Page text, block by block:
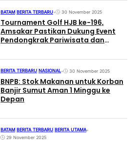
BATAM BERITA TERBARU• 30 November 2025
Tournament Golf HJB ke-196,
Amsakar Pastikan Dukung Event
Pendongkrak Pariwisata dan
BERITA TERBARU NASIONAL• 30 November 2025
BNPB: Stok Makanan untuk Korban
Banjir Sumut Aman 1 Minggu ke
Depan
BATAM BERITA TERBARU BERITA UTAMA•
29 November 2025